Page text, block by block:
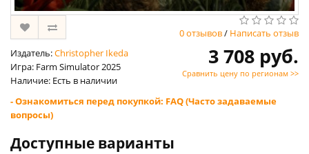
0 отзывов/ Написать отзыв
Издатель:Christopher Ikeda
Игра: Farm Simulator 2025
Наличие: Есть в наличии
3 708 руб.
Сравнить цену по регионам >>
- Ознакомиться перед покупкой: FAQ (Часто задаваемые
вопросы)
Доступные варианты